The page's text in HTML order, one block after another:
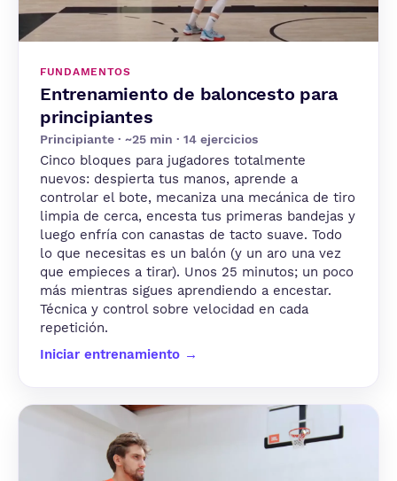
FUNDAMENTOS
Entrenamiento de baloncesto para
principiantes
Principiante · ~25 min · 14 ejercicios
Cinco bloques para jugadores totalmente
nuevos: despierta tus manos, aprende a
controlar el bote, mecaniza una mecánica de tiro
limpia de cerca, encesta tus primeras bandejas y
luego enfría con canastas de tacto suave. Todo
lo que necesitas es un balón (y un aro una vez
que empieces a tirar). Unos 25 minutos; un poco
más mientras sigues aprendiendo a encestar.
Técnica y control sobre velocidad en cada
repetición.
Iniciar entrenamiento →